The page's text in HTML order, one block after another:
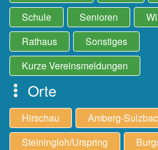
Schule
Senioren
Rathaus
Sonstiges
Kurze Vereinsmeldungen
Orte
Hirschau
Amberg-
Steiningloh/Urspring